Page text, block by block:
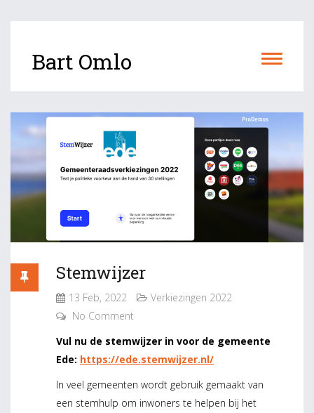
Bart Omlo
Stemwijzer
13 Feb, 2022
Verkiezingen 2022
No Comment
Vul nu de stemwijzer in voor de gemeente
Ede: https://ede.stemwijzer.nl/
In veel gemeenten wordt gebruik gemaakt van
een stemhulp om inwoners te helpen bij het